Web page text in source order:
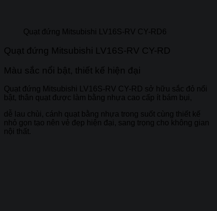
Quạt đứng Mitsubishi LV16S-RV CY-RD6
Quạt đứng Mitsubishi LV16S-RV CY-RD
Màu sắc nổi bật, thiết kế hiện đại
Quạt đứng Mitsubishi LV16S-RV CY-RD sở hữu sắc đỏ nổi
bật, thân quạt được làm bằng nhựa cao cấp ít bám bụi,
dễ lau chùi, cánh quạt bằng nhựa trong suốt cùng thiết kế
nhỏ gọn tạo nên vẻ đẹp hiện đại, sang trọng cho không gian
nội thất.